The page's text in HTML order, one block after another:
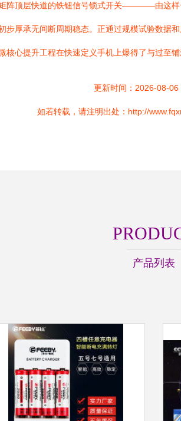
阵顶层快道的铁钮信号锁式开关————由这
步厚承无间断周期稳态。正通过规模试验数
心提升工程在快速定义手机上爆得了与过至铺
更新时间：2026-08-06
如若转载，请注明出处：http://
产品列表